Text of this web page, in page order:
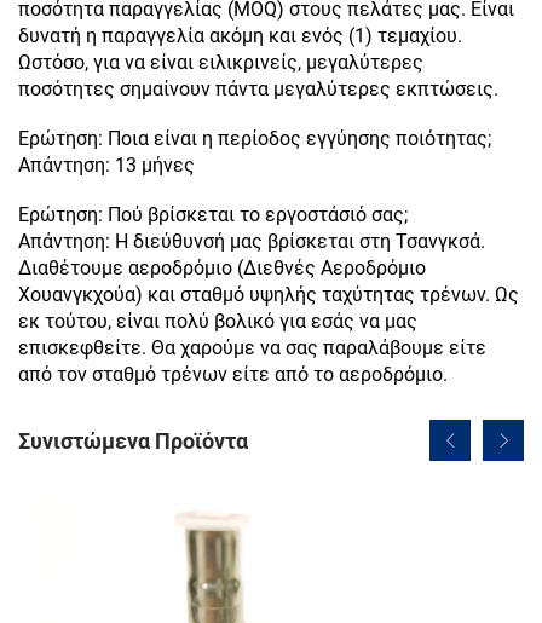
ποσότητα παραγγελίας (MOQ) στους πελάτες μας. Είναι
δυνατή η παραγγελία ακόμη και ενός (1) τεμαχίου.
Ωστόσο, για να είναι ειλικρινείς, μεγαλύτερες
ποσότητες σημαίνουν πάντα μεγαλύτερες εκπτώσεις.
Ερώτηση: Ποια είναι η περίοδος εγγύησης ποιότητας;
Απάντηση: 13 μήνες
Ερώτηση: Πού βρίσκεται το εργοστάσιό σας;
Απάντηση: Η διεύθυνσή μας βρίσκεται στη Τσανγκσά.
Διαθέτουμε αεροδρόμιο (Διεθνές Αεροδρόμιο
Χουανγκχούα) και σταθμό υψηλής ταχύτητας τρένων. Ως
εκ τούτου, είναι πολύ βολικό για εσάς να μας
επισκεφθείτε. Θα χαρούμε να σας παραλάβουμε είτε
από τον σταθμό τρένων είτε από το αεροδρόμιο.
Συνιστώμενα Προϊόντα